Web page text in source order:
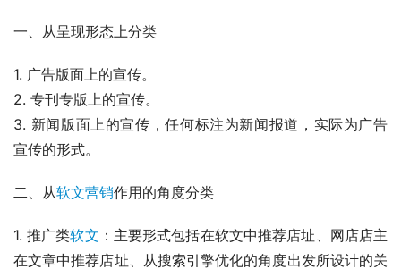
一、从呈现形态上分类
1. 广告版面上的宣传。
2. 专刊专版上的宣传。
3. 新闻版面上的宣传，任何标注为新闻报道，实际为广告
宣传的形式。
二、从软文营销作用的角度分类
1. 推广类软文 ：主要形式包括在软文中推荐店址、网店店主
在文章中推荐店址、从搜索引擎优化的角度出发所设计的关